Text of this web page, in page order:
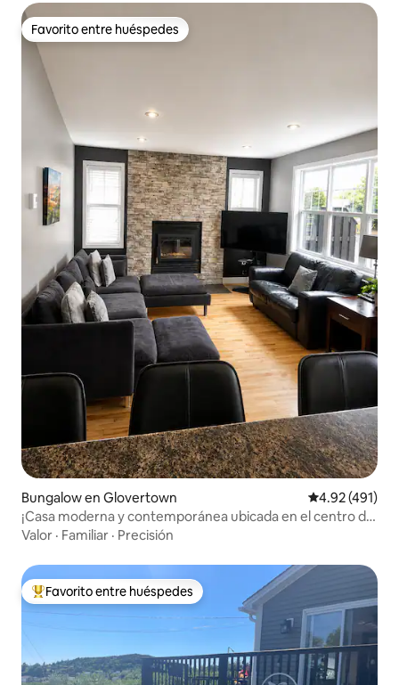
Favorito entre huéspedes
Favorito entre huéspedes
Bungalow en Glovertown Calificación
4.92 (491)
¡Casa moderna y contemporánea ubicada en el centro de
la ciudad!
Valor · Familiar · Precisión
De los mejores en Favorito entre huéspedes
Favorito entre huéspedes